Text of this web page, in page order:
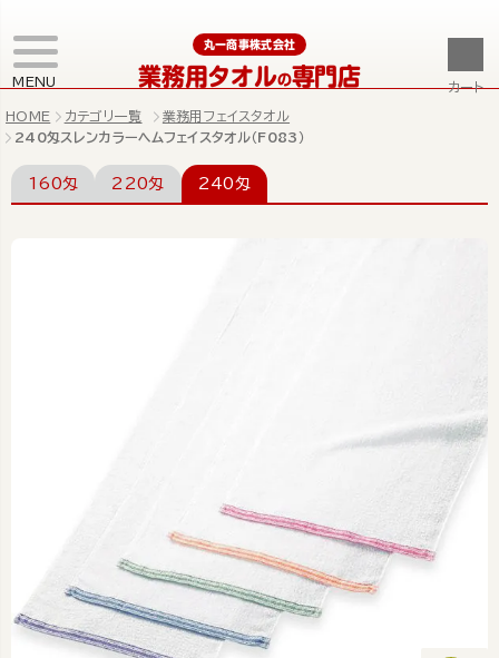
MENU
丸一商事株式会社
業務用タオルの専門店 カート
HOME カテゴリ一覧
業務用フェイスタオル
240匁スレンカラーヘムフェイスタオル（F083）
160匁 220匁 240匁